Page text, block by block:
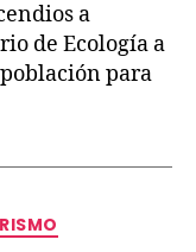
a
de Ecología a
para